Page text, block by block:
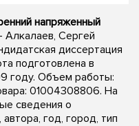
напряженный
Алкалаев, Сергей
диссертация
подготовлена в
году. Объем работы:
01004308806. На
сведения о
год, город, тип